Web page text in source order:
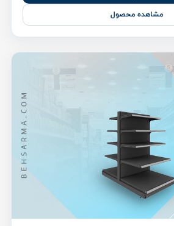
مشاهده محصول